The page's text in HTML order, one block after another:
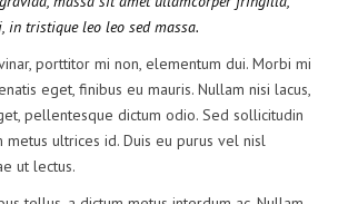
in tristique leo leo sed massa.
porttitor mi non, elementum dui. Morbi mi
eget, finibus eu mauris. Nullam nisi lacus,
pellentesque dictum odio. Sed sollicitudin
metus ultrices id. Duis eu purus vel nisl
ut lectus.